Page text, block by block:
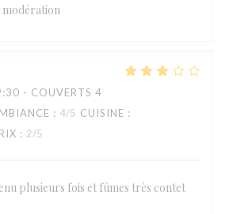
modération
- COUVERTS 4
: 4/5 CUISINE :
: 2/5
plusieurs fois et fûmes très contet